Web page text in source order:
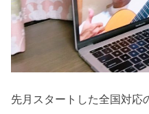
先月スタートした全国対応